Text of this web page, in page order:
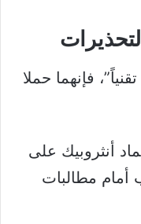
فإنهما حملا
أنثروبيك على
أمام مطالبات